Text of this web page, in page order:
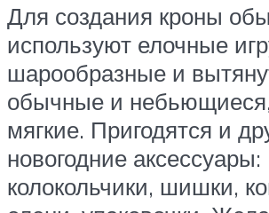
Для создания кроны
используют елочные
шарообразные и
обычные и
мягкие. Пригодятся и
новогодние аксессуары:
колокольчики, шишки,